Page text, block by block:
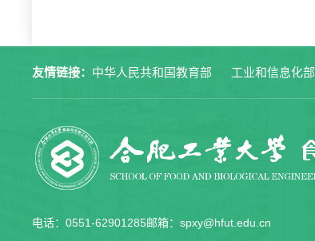
友情链接： 中华人民共和国教育部 工业和信息化部
电话：0551-62901285邮箱：spxy@hfut.edu.cn